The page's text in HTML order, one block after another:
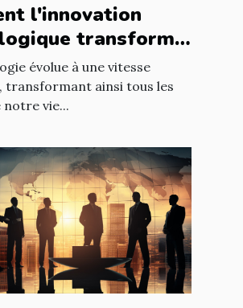
l'innovation
transforme
à l'échelle
évolue à une vitesse
transformant ainsi tous les
notre vie...